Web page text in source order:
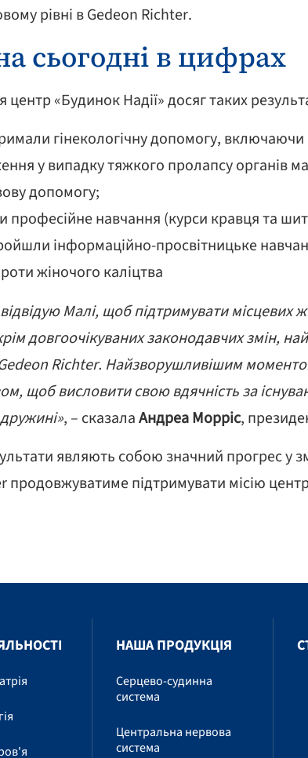
рівні в Gedeon Richter.
сьогодні в цифрах
«Будинок Надії» досяг таких
гінекологічну допомогу, включаючи
у випадку тяжкого пролапсу органів
допомогу;
професійне навчання (курси кравця та
інформаційно-просвітницьке
жіночого каліцтва
Малі, щоб підтримувати місцевих
довгоочікуваних законодавчих змін,
Gedeon Richter. Найзворушливішим
щоб висловити свою вдячність за
, – сказалаАндреа Морріс,
являють собою значний прогрес у
продовжуватиме підтримувати місію
НАША ПРОДУКЦІЯ
Серцево-судинна
система
Центральна нервова
система